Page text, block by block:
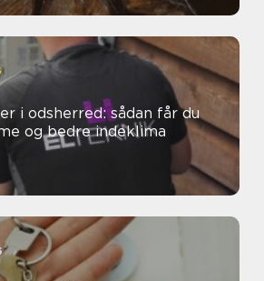
i odsherred: sådan får du
og bedre indeklima